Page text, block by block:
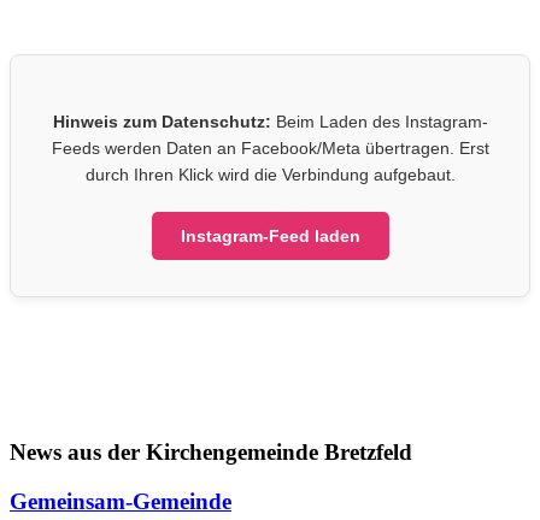
Hinweis zum Datenschutz: Beim Laden des Instagram-
Feeds werden Daten an Facebook/Meta übertragen. Erst
durch Ihren Klick wird die Verbindung aufgebaut.
Instagram-Feed laden
News aus der Kirchengemeinde Bretzfeld
Gemeinsam-Gemeinde